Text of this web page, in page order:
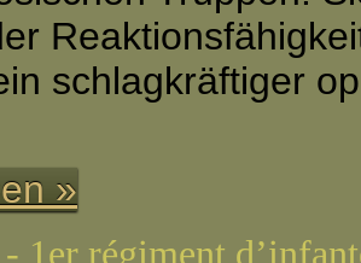
schlagkräftiger
»
1er régiment